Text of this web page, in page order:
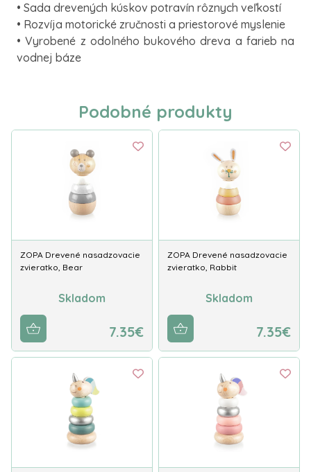
• Sada drevených kúskov potravín rôznych veľkostí
• Rozvíja motorické zručnosti a priestorové myslenie
• Vyrobené z odolného bukového dreva a farieb na
vodnej báze
Podobné produkty
ZOPA Drevené nasadzovacie
zvieratko, Bear
Skladom
7.35€
ZOPA Drevené nasadzovacie
zvieratko, Rabbit
Skladom
7.35€